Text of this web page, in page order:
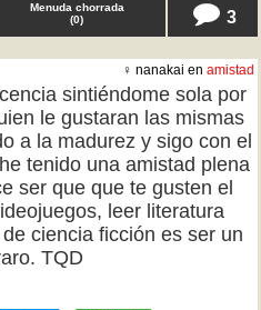
Menuda chorrada
(0) 3
♀ nanakai en amistad
sintiéndome sola por
le gustaran las mismas
a la madurez y sigo con el
tenido una amistad plena
ser que que te gusten el
leer literatura
ciencia ficción es ser un
TQD